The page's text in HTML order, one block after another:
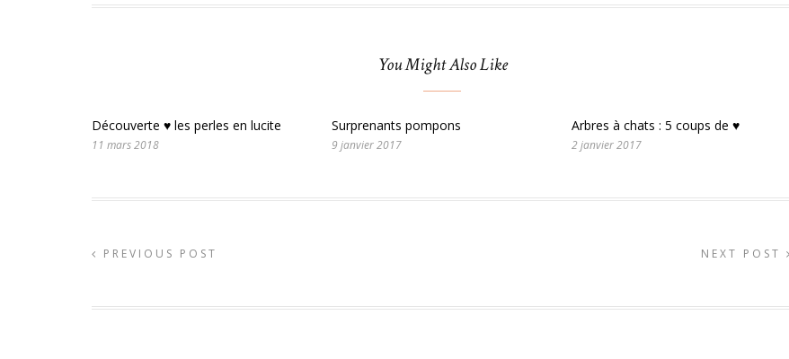
You Might Also Like
Découverte ♥ les perles en lucite
11 mars 2018
Surprenants pompons
9 janvier 2017
Arbres à chats : 5 coups de ♥
2 janvier 2017
PREVIOUS POST NEXT POST